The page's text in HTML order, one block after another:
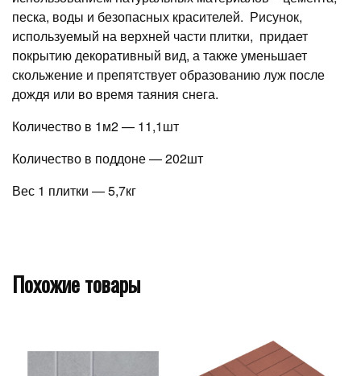
песка, воды и безопасных красителей. Рисунок,
используемый на верхней части плитки, придает
покрытию декоративный вид, а также уменьшает
скольжение и препятствует образованию луж после
дождя или во время таяния снега.
Количество в 1м2 — 11,1шт
Количество в поддоне — 202шт
Вес 1 плитки — 5,7кг
Похожие товары